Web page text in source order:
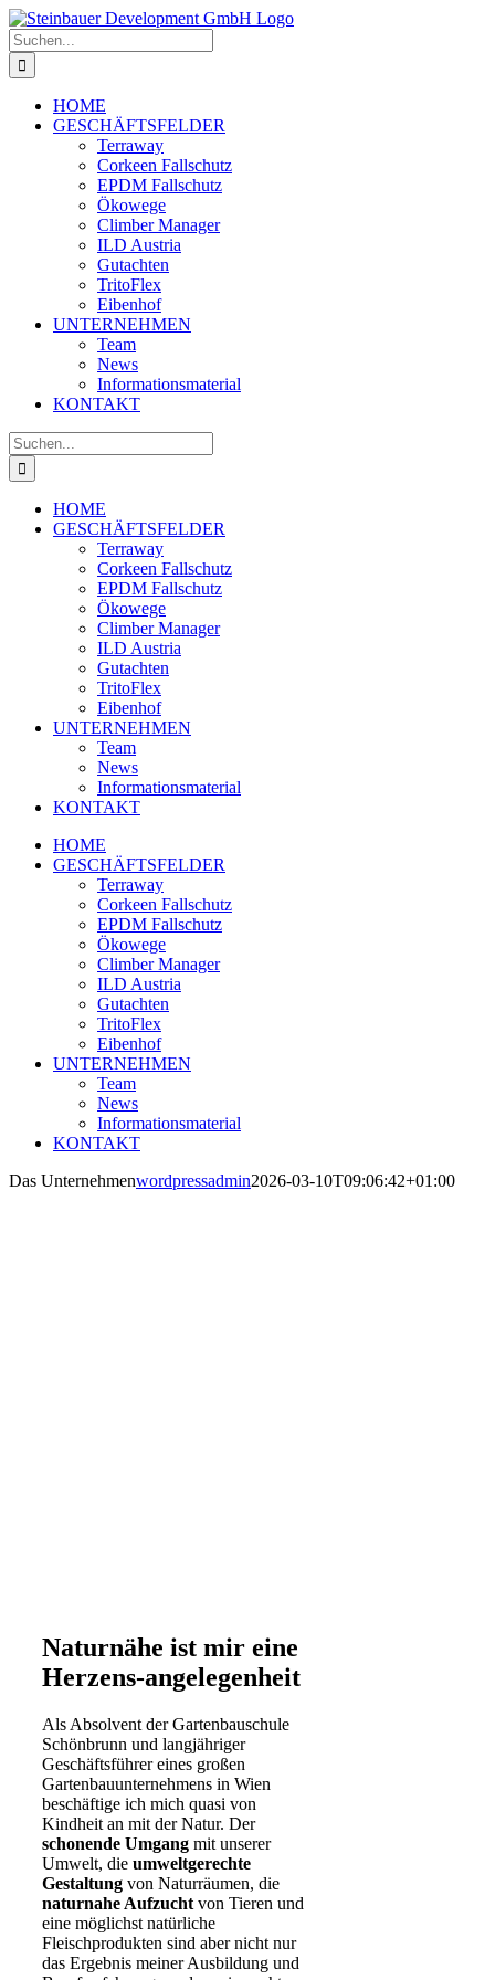
Skip
to
content
Suche
nach:
HOME
GESCHÄFTSFELDER
Terraway
Corkeen Fallschutz
EPDM Fallschutz
Ökowege
Climber Manager
ILD Austria
Gutachten
TritoFlex
Eibenhof
UNTERNEHMEN
Team
News
Informationsmaterial
KONTAKT
Suche
nach:
HOME
GESCHÄFTSFELDER
Terraway
Corkeen Fallschutz
EPDM Fallschutz
Ökowege
Climber Manager
ILD Austria
Gutachten
TritoFlex
Eibenhof
UNTERNEHMEN
Team
News
Informationsmaterial
KONTAKT
HOME
GESCHÄFTSFELDER
Terraway
Corkeen Fallschutz
EPDM Fallschutz
Ökowege
Climber Manager
ILD Austria
Gutachten
TritoFlex
Eibenhof
UNTERNEHMEN
Team
News
Informationsmaterial
KONTAKT
Das Unternehmenwordpressadmin2026-03-10T09:06:42+01:00
Naturnähe ist mir eine
Herzens-angelegenheit
Als Absolvent der Gartenbauschule
Schönbrunn und langjähriger
Geschäftsführer eines großen
Gartenbauunternehmens in Wien
beschäftige ich mich quasi von
Kindheit an mit der Natur. Der
schonende Umgang mit unserer
Umwelt, die umweltgerechte
Gestaltung von Naturräumen, die
naturnahe Aufzucht von Tieren und
eine möglichst natürliche
Fleischprodukten sind aber nicht nur
das Ergebnis meiner Ausbildung und